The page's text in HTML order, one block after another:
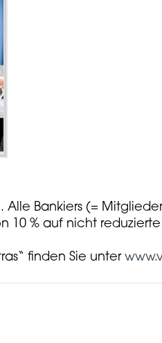
Alle Bankiers (=
10 % auf nicht reduzierte
finden Sie unter